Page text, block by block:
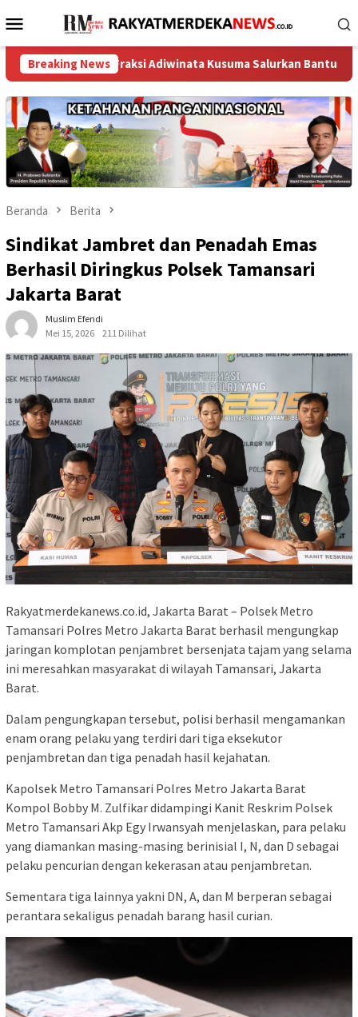
ke
Menu
Mobile
Breaking News
Adiwinata Kusuma Salurkan Bantuan Air Bersih untuk
Beranda Berita
Sindikat Jambret dan Penadah Emas
Berhasil Diringkus Polsek Tamansari
Jakarta Barat
Muslim Efendi
Mei 15, 2026
211 Dilihat
Rakyatmerdekanews.co.id, Jakarta Barat – Polsek Metro
Tamansari Polres Metro Jakarta Barat berhasil mengungkap
jaringan komplotan penjambret bersenjata tajam yang selama
ini meresahkan masyarakat di wilayah Tamansari, Jakarta
Barat.
Dalam pengungkapan tersebut, polisi berhasil mengamankan
enam orang pelaku yang terdiri dari tiga eksekutor
penjambretan dan tiga penadah hasil kejahatan.
Kapolsek Metro Tamansari Polres Metro Jakarta Barat
Kompol Bobby M. Zulfikar didampingi Kanit Reskrim Polsek
Metro Tamansari Akp Egy Irwansyah menjelaskan, para pelaku
yang diamankan masing-masing berinisial I, N, dan D sebagai
pelaku pencurian dengan kekerasan atau penjambretan.
Sementara tiga lainnya yakni DN, A, dan M berperan sebagai
perantara sekaligus penadah barang hasil curian.